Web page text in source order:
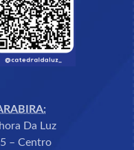
Da Luz
– Centro